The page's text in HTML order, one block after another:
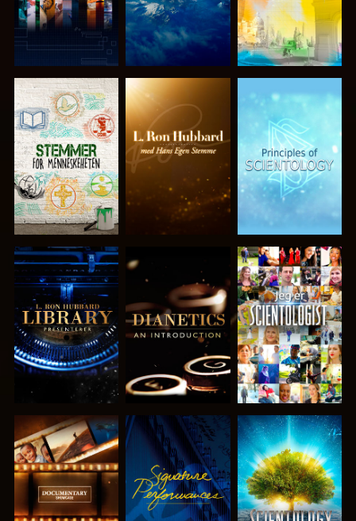
UTFORSK
SERIEN
UTFORSK
SERIEN
UTFORSK
SERIEN
UTFORSK
SERIEN
UTFORSK
SERIEN
SE
UTFORSK
SERIEN
SE
UTFORSK
SERIEN